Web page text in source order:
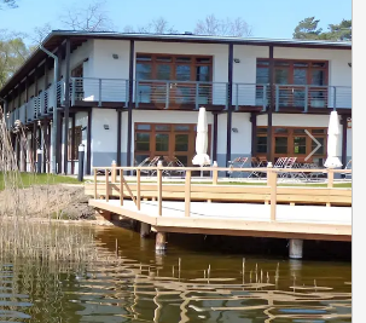
Next